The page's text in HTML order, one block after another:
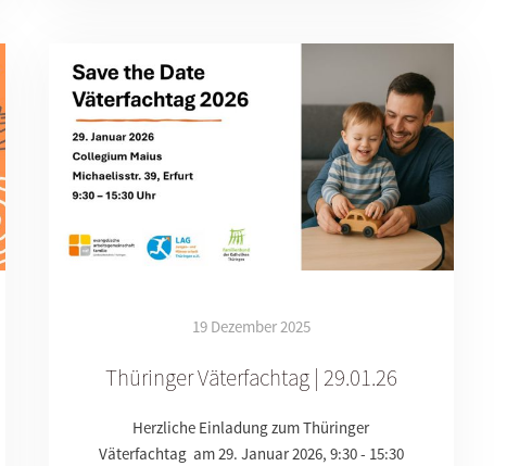
19 Dezember 2025
Thüringer Väterfachtag | 29.01.26
Herzliche Einladung zum Thüringer
Väterfachtag am 29. Januar 2026, 9:30 - 15:30